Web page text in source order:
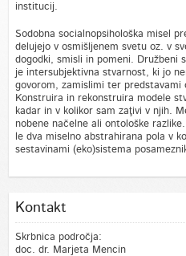
institucij.
Sodobna socialnopsihološka misel
delujejo v osmišljenem svetu oz. v
dogodki, smisli in pomeni. Družbeni
je intersubjektivna stvarnost, ki jo
govorom, zamislimi ter predstavami
Konstruira in rekonstruira modele
kadar in v kolikor sam zaţivi v njih.
nobene načelne ali ontološke
le dva miselno abstrahirana pola v
sestavinami (eko)sistema
Kontakt
Skrbnica področja:
doc. dr. Marjeta Mencin